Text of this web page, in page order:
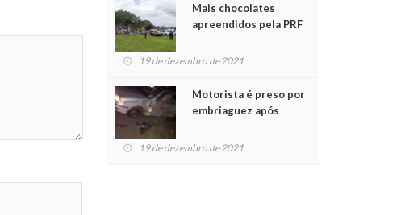
Mais chocolates
apreendidos pela PRF
crianças no Natal
19 de dezembro de 2021
Motorista é preso por
embriaguez após
feridos
19 de dezembro de 2021